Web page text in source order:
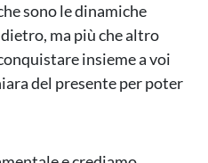
sono le dinamiche
ma più che altro
insieme a voi
del presente per poter